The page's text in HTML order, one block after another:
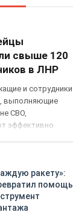
свыше 120
в ЛНР
и сотрудники
выполняющие
СВО,
эффективно
ракету»:
помощь